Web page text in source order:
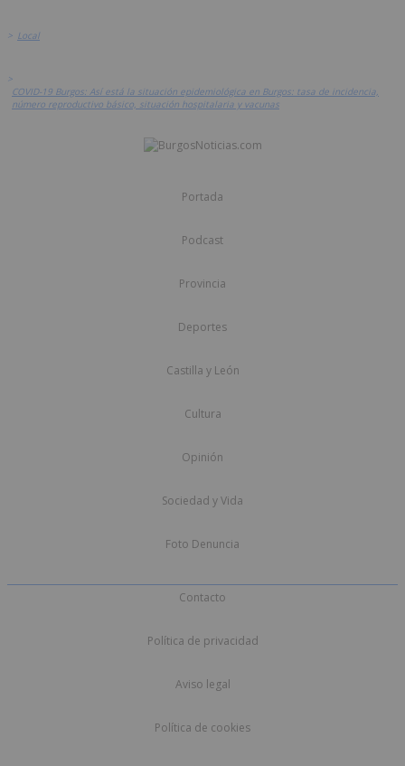
> Local
>
COVID-19 Burgos: Así está la situación epidemiológica en Burgos: tasa de incidencia,
número reproductivo básico, situación hospitalaria y vacunas
Portada
Podcast
Provincia
Deportes
Castilla y León
Cultura
Opinión
Sociedad y Vida
Foto Denuncia
Contacto
Política de privacidad
Aviso legal
Política de cookies